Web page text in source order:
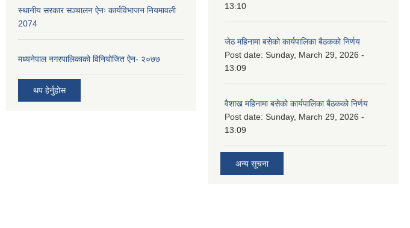
स्थानीय सरकार सञ्चालन ऐनः कार्यविभाजन नियमावली
2074
मध्यनेपाल नगरपालिकाको विनियोजित ऐन- २०७७
थप हेर्नुहोस
13:10
जेठ महिनामा बसेको कार्यपालिका बैठकको निर्णय
Post date: Sunday, March 29, 2026 -
13:09
वैशाख महिनामा बसेको कार्यपालिका बैठकको निर्णय
Post date: Sunday, March 29, 2026 -
13:09
अन्य सूचना